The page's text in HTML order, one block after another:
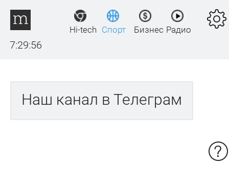
7:29:56
Hi-tech Спорт Бизнес Радио
Наш канал в Телеграм